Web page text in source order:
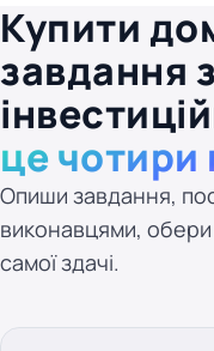
Купити
завдання з
це чотири
Опиши завдання,
виконавцями,
самої здачі.